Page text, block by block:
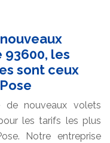
les
sont ceux
nouveaux volets
les tarifs les plus
Notre entreprise